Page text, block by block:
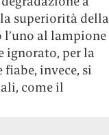
superiorità della
al lampione
ignorato, per la
invece, si
come il